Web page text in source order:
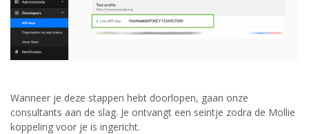
Wanneer je deze stappen hebt doorlopen, gaan onze
consultants aan de slag. Je ontvangt een seintje zodra de Mollie
koppeling voor je is ingericht.